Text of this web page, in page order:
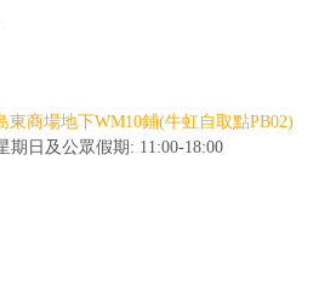
東商場地下WM10鋪(牛虹自取點PB02)
期日及公眾假期: 11:00-18:00